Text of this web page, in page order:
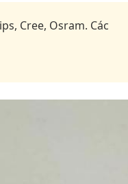
Cree, Osram. Các